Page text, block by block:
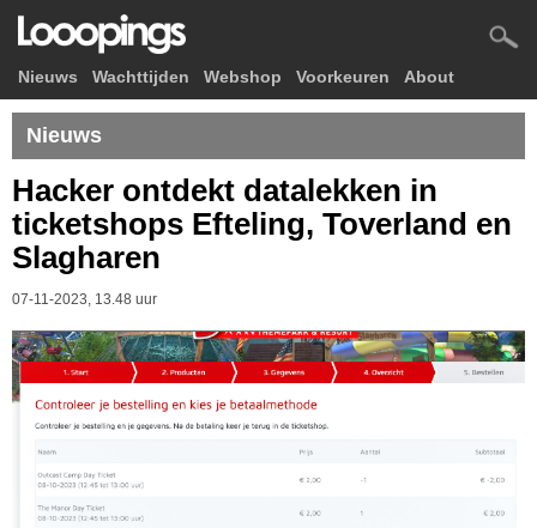
Nieuws Wachttijden Webshop Voorkeuren About
Nieuws
Hacker ontdekt datalekken in
ticketshops Efteling, Toverland en
Slagharen
07-11-2023, 13.48 uur